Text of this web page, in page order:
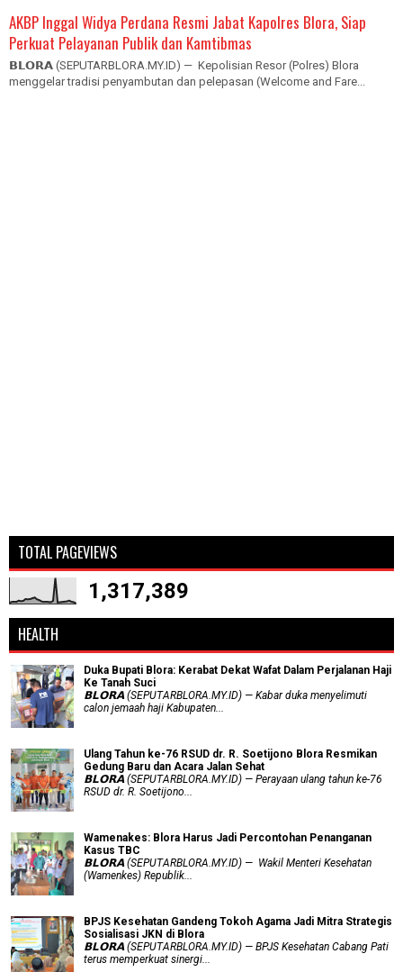
AKBP Inggal Widya Perdana Resmi Jabat Kapolres Blora, Siap
Perkuat Pelayanan Publik dan Kamtibmas
𝗕𝗟𝗢𝗥𝗔 (SEPUTARBLORA.MY.ID) — Kepolisian Resor (Polres) Blora
menggelar tradisi penyambutan dan pelepasan (Welcome and Fare...
TOTAL PAGEVIEWS
1,317,389
HEALTH
Duka Bupati Blora: Kerabat Dekat Wafat Dalam Perjalanan Haji
Ke Tanah Suci
𝗕𝗟𝗢𝗥𝗔 (SEPUTARBLORA.MY.ID) — Kabar duka menyelimuti
calon jemaah haji Kabupaten...
Ulang Tahun ke-76 RSUD dr. R. Soetijono Blora Resmikan
Gedung Baru dan Acara Jalan Sehat
𝗕𝗟𝗢𝗥𝗔 (SEPUTARBLORA.MY.ID) — Perayaan ulang tahun ke-76
RSUD dr. R. Soetijono...
Wamenakes: Blora Harus Jadi Percontohan Penanganan
Kasus TBC
𝗕𝗟𝗢𝗥𝗔 (SEPUTARBLORA.MY.ID) — Wakil Menteri Kesehatan
(Wamenkes) Republik...
BPJS Kesehatan Gandeng Tokoh Agama Jadi Mitra Strategis
Sosialisasi JKN di Blora
𝗕𝗟𝗢𝗥𝗔 (SEPUTARBLORA.MY.ID) — BPJS Kesehatan Cabang Pati
terus memperkuat sinergi...